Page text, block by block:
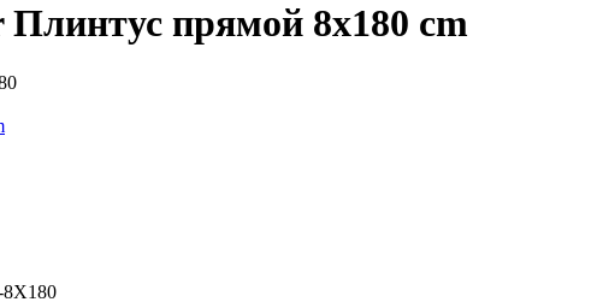
прямой 8x180 cm